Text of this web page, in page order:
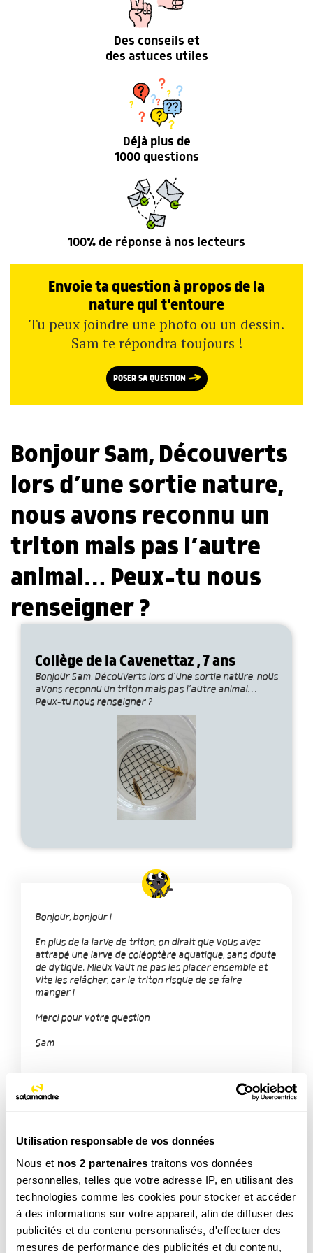
Utilisation responsable de vos données
Nous et nos 2 partenaires traitons vos données
personnelles, telles que votre adresse IP, en utilisant des
technologies comme les cookies pour stocker et accéder
à des informations sur votre appareil, afin de diffuser des
publicités et du contenu personnalisés, d'effectuer des
mesures de performance des publicités et du contenu,
Des conseils et
des astuces utiles
Déjà plus de
1000 questions
100% de réponse à nos lecteurs
Envoie ta question à propos de la
nature qui t'entoure
Tu peux joindre une photo ou un dessin.
Sam te répondra toujours !
POSER SA QUESTION
Bonjour Sam, Découverts
lors d’une sortie nature,
nous avons reconnu un
triton mais pas l’autre
animal… Peux-tu nous
renseigner ?
Collège de la Cavenettaz , 7 ans
Bonjour Sam, Découverts lors d’une sortie nature, nous
avons reconnu un triton mais pas l’autre animal…
Peux-tu nous renseigner ?
Bonjour, bonjour !
En plus de la larve de triton, on dirait que vous avez
attrapé une larve de coléoptère aquatique, sans doute
de dytique. Mieux vaut ne pas les placer ensemble et
vite les relâcher, car le triton risque de se faire
manger !
Merci pour votre question
Sam
TAGS
Insecte
NOS 3 REVUES